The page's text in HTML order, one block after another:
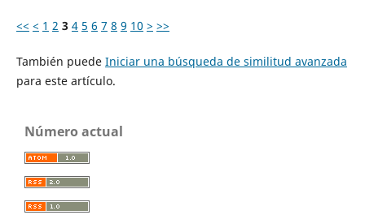
<< < 1 2 3 4 5 6 7 8 9 10 > >>
También puede Iniciar una búsqueda de similitud avanzada
para este artículo.
Número actual